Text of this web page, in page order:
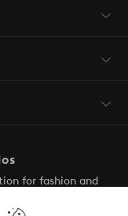
for fashion and